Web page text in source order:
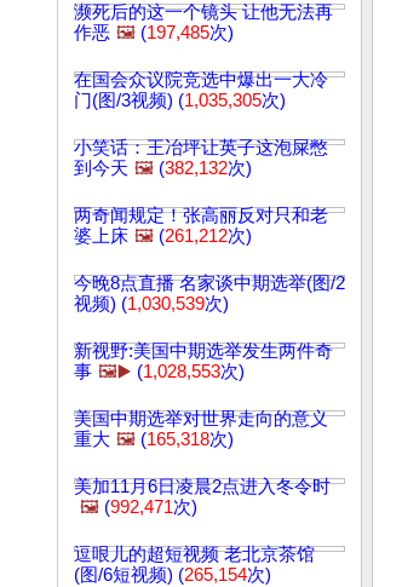
濒死后的这一个镜头 让他无法再
作恶 🖼️ (197,485次)
在国会众议院竞选中爆出一大冷
门(图/3视频) (1,035,305次)
小笑话：王冶坪让英子这泡屎憋
到今天 🖼️ (382,132次)
两奇闻规定！张高丽反对只和老
婆上床 🖼️ (261,212次)
今晚8点直播 名家谈中期选举(图/2
视频) (1,030,539次)
新视野:美国中期选举发生两件奇
事 🖼️▶️ (1,028,553次)
美国中期选举对世界走向的意义
重大 🖼️ (165,318次)
美加11月6日凌晨2点进入冬令时
🖼️ (992,471次)
逗哏儿的超短视频 老北京茶馆
(图/6短视频) (265,154次)